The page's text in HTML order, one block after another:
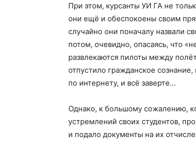
При этом, курсанты УИ ГА не
они ещё и обеспокоены своим
случайно они поначалу назвали
потом, очевидно, опасаясь, что
развлекаются пилоты между
отпустило гражданское
по интернету, и всё заверте…
Однако, к большому сожалению,
устремлений своих студентов,
и подало документы на их